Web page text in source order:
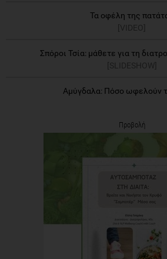
Τα οφέλη της
[VIDEO]
Σπόροι Τσία: μάθετε για τη
[SLIDESHOW]
Αμύγδαλα: Πόσο ωφελούν
Προβολή